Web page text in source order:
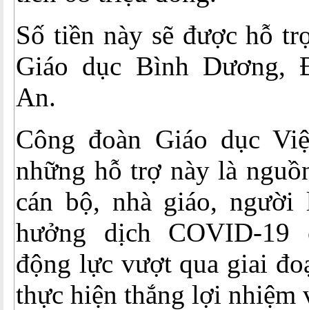
Số tiền này sẽ được hỗ
Giáo dục Bình Dương,
An.
Công đoàn Giáo dục
những hỗ trợ này là
cán bộ, nhà giáo, người
hưởng dịch COVID-19
động lực vượt qua giai
thực hiện thắng lợi nhiệm